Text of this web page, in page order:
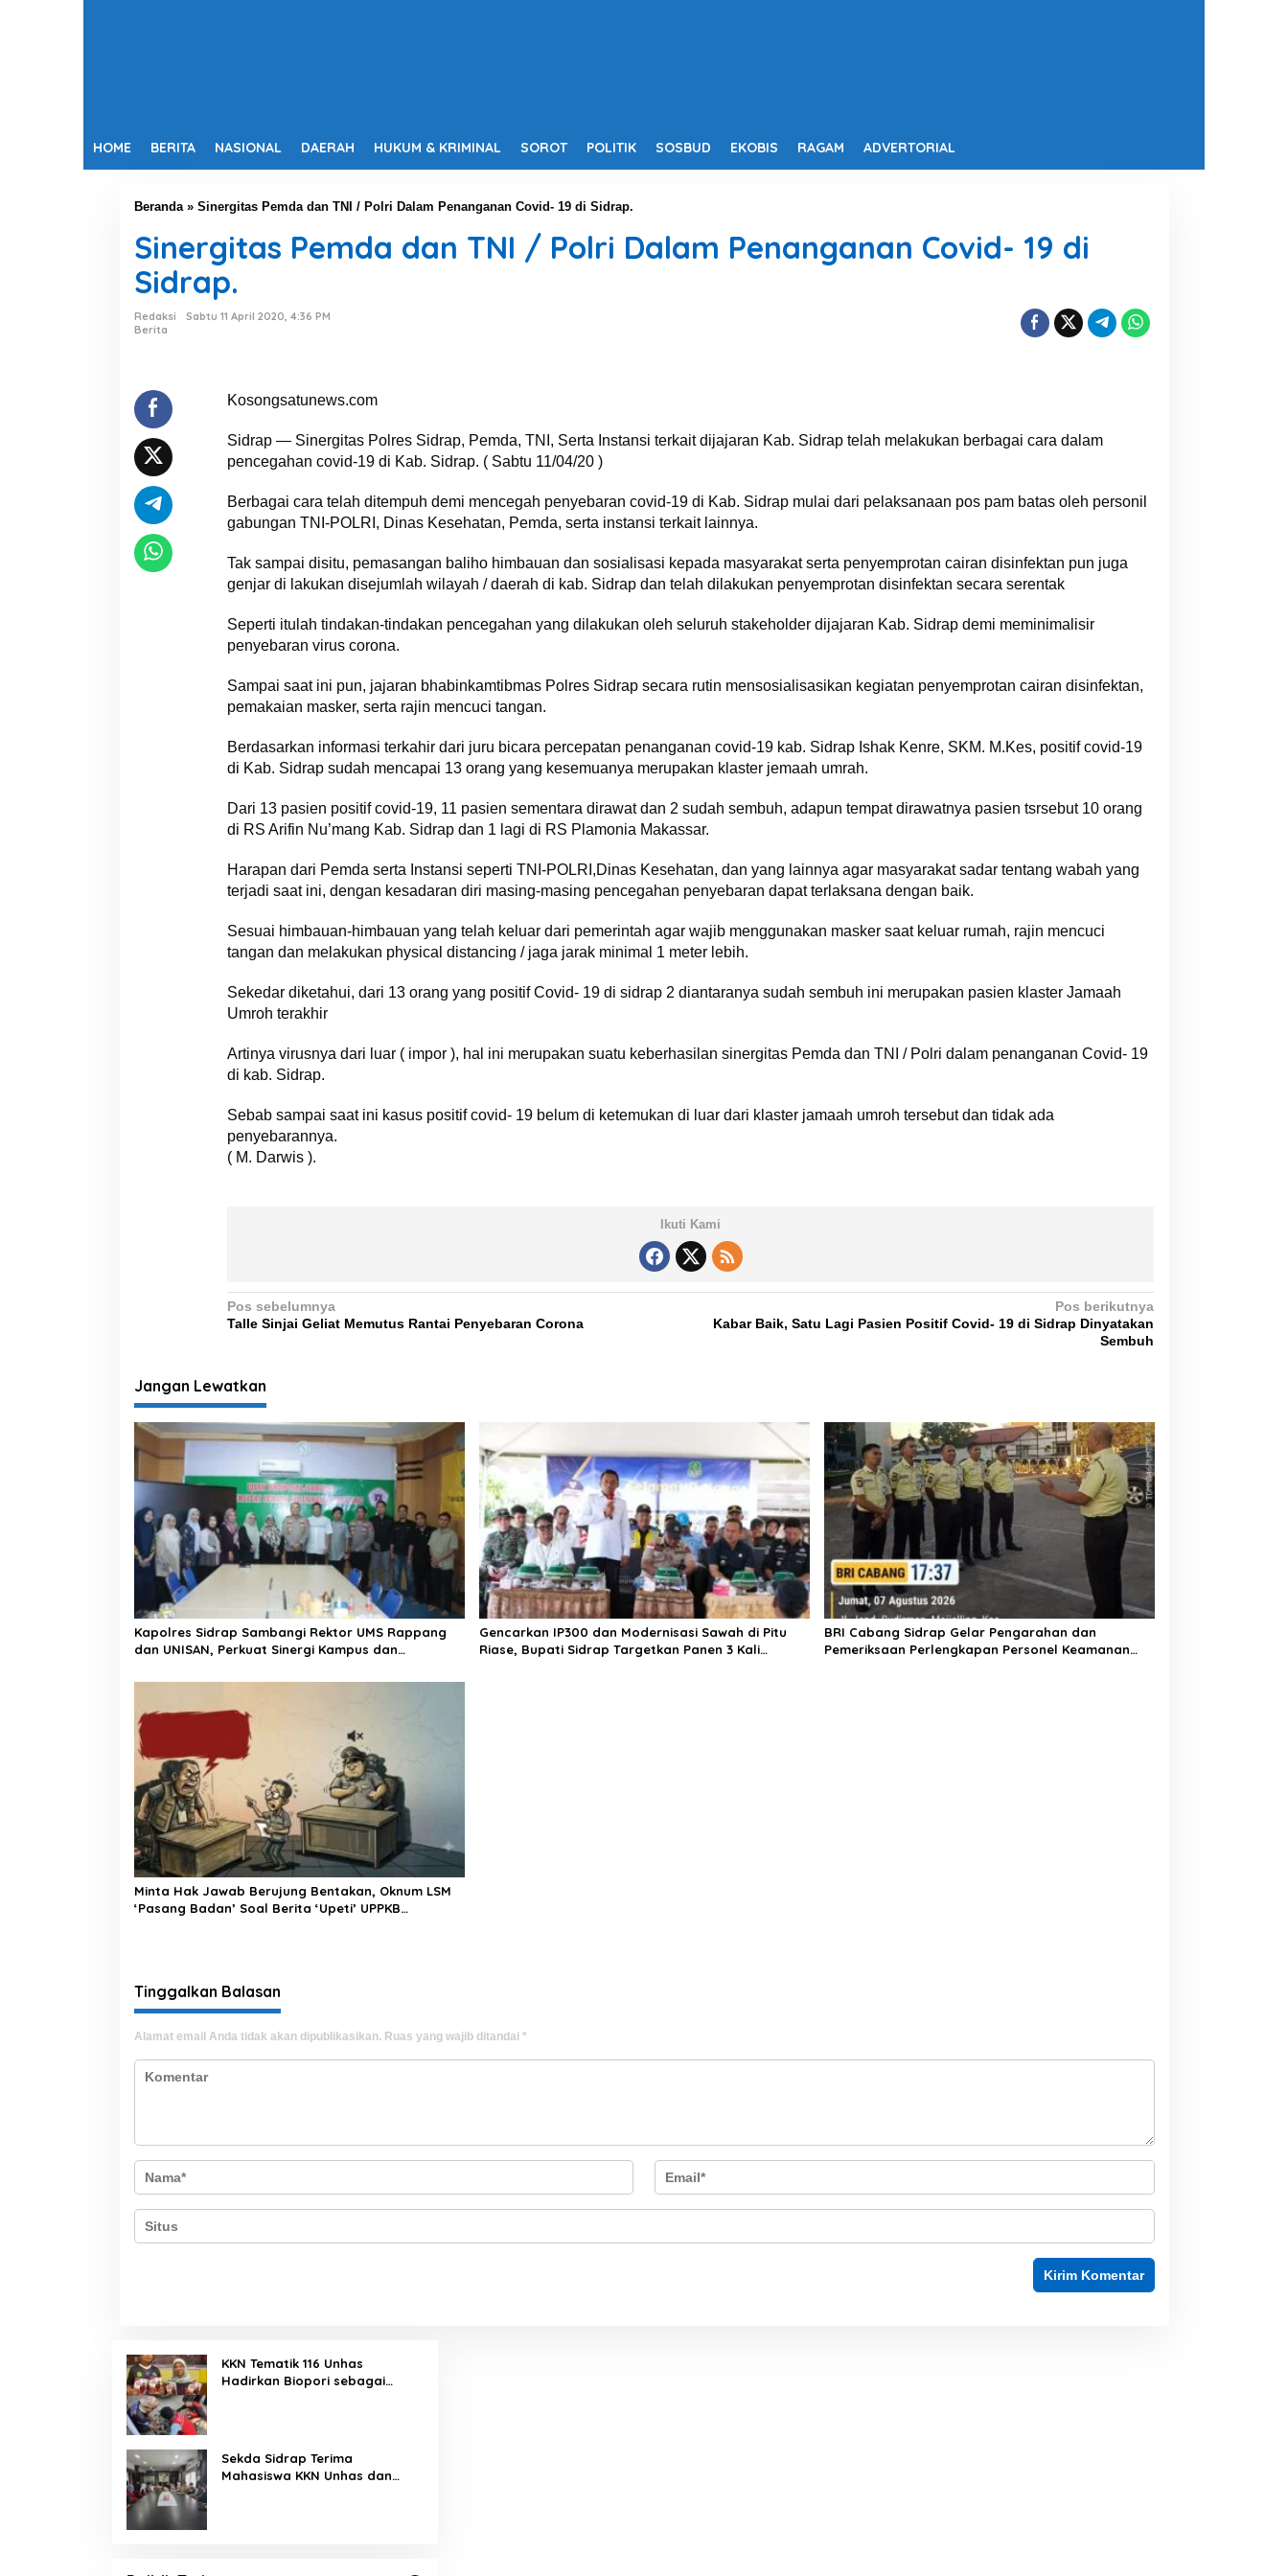
HOME BERITA NASIONAL DAERAH HUKUM & KRIMINAL SOROT POLITIK SOSBUD EKOBIS RAGAM ADVERTORIAL
Beranda» Sinergitas Pemda dan TNI / Polri Dalam Penanganan Covid- 19 di Sidrap.
Sinergitas Pemda dan TNI / Polri Dalam Penanganan Covid- 19 di
Sidrap.
Redaksi
Sabtu 11 April 2020, 4:36 PM
Berita
Kosongsatunews.com
Sidrap — Sinergitas Polres Sidrap, Pemda, TNI, Serta Instansi terkait dijajaran Kab. Sidrap telah melakukan berbagai cara dalam
pencegahan covid-19 di Kab. Sidrap. ( Sabtu 11/04/20 )
Berbagai cara telah ditempuh demi mencegah penyebaran covid-19 di Kab. Sidrap mulai dari pelaksanaan pos pam batas oleh personil
gabungan TNI-POLRI, Dinas Kesehatan, Pemda, serta instansi terkait lainnya.
Tak sampai disitu, pemasangan baliho himbauan dan sosialisasi kepada masyarakat serta penyemprotan cairan disinfektan pun juga
genjar di lakukan disejumlah wilayah / daerah di kab. Sidrap dan telah dilakukan penyemprotan disinfektan secara serentak
Seperti itulah tindakan-tindakan pencegahan yang dilakukan oleh seluruh stakeholder dijajaran Kab. Sidrap demi meminimalisir
penyebaran virus corona.
Sampai saat ini pun, jajaran bhabinkamtibmas Polres Sidrap secara rutin mensosialisasikan kegiatan penyemprotan cairan disinfektan,
pemakaian masker, serta rajin mencuci tangan.
Berdasarkan informasi terkahir dari juru bicara percepatan penanganan covid-19 kab. Sidrap Ishak Kenre, SKM. M.Kes, positif covid-19
di Kab. Sidrap sudah mencapai 13 orang yang kesemuanya merupakan klaster jemaah umrah.
Dari 13 pasien positif covid-19, 11 pasien sementara dirawat dan 2 sudah sembuh, adapun tempat dirawatnya pasien tsrsebut 10 orang
di RS Arifin Nu’mang Kab. Sidrap dan 1 lagi di RS Plamonia Makassar.
Harapan dari Pemda serta Instansi seperti TNI-POLRI,Dinas Kesehatan, dan yang lainnya agar masyarakat sadar tentang wabah yang
terjadi saat ini, dengan kesadaran diri masing-masing pencegahan penyebaran dapat terlaksana dengan baik.
Sesuai himbauan-himbauan yang telah keluar dari pemerintah agar wajib menggunakan masker saat keluar rumah, rajin mencuci
tangan dan melakukan physical distancing / jaga jarak minimal 1 meter lebih.
Sekedar diketahui, dari 13 orang yang positif Covid- 19 di sidrap 2 diantaranya sudah sembuh ini merupakan pasien klaster Jamaah
Umroh terakhir
Artinya virusnya dari luar ( impor ), hal ini merupakan suatu keberhasilan sinergitas Pemda dan TNI / Polri dalam penanganan Covid- 19
di kab. Sidrap.
Sebab sampai saat ini kasus positif covid- 19 belum di ketemukan di luar dari klaster jamaah umroh tersebut dan tidak ada
penyebarannya.
( M. Darwis ).
Ikuti Kami
N
a
i
g
a
s
i
p
o
s
Pos sebelumnya
Talle Sinjai Geliat Memutus Rantai Penyebaran Corona
Pos berikutnya
Kabar Baik, Satu Lagi Pasien Positif Covid- 19 di Sidrap Dinyatakan
Sembuh
Jangan Lewatkan
Kapolres Sidrap Sambangi Rektor UMS Rappang
dan UNISAN, Perkuat Sinergi Kampus dan
Gencarkan IP300 dan Modernisasi Sawah di Pitu
Riase, Bupati Sidrap Targetkan Panen 3 Kali
BRI Cabang Sidrap Gelar Pengarahan dan
Pemeriksaan Perlengkapan Personel Keamanan
Minta Hak Jawab Berujung Bentakan, Oknum LSM
‘Pasang Badan’ Soal Berita ‘Upeti’ UPPKB
Tinggalkan Balasan
Alamat email Anda tidak akan dipublikasikan. Ruas yang wajib ditandai *
KKN Tematik 116 Unhas
Hadirkan Biopori sebagai
Sekda Sidrap Terima
Mahasiswa KKN Unhas dan